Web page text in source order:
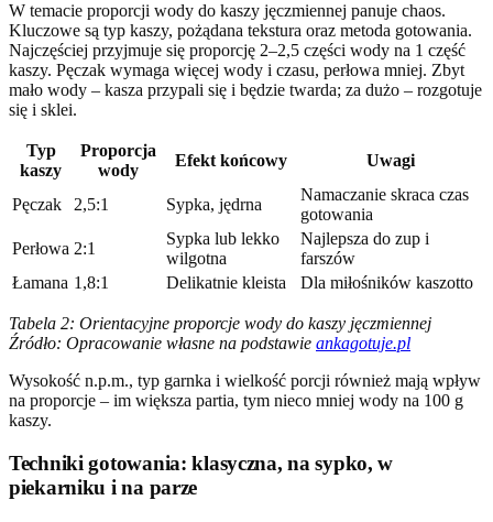
W temacie proporcji wody do kaszy jęczmiennej panuje chaos.
Kluczowe są typ kaszy, pożądana tekstura oraz metoda gotowania.
Najczęściej przyjmuje się proporcję 2–2,5 części wody na 1 część
kaszy. Pęczak wymaga więcej wody i czasu, perłowa mniej. Zbyt
mało wody – kasza przypali się i będzie twarda; za dużo – rozgotuje
się i sklei.
Typ
kaszy
Proporcja
wody
Efekt końcowy Uwagi
Pęczak 2,5:1 Sypka, jędrna
Namaczanie skraca czas
gotowania
Perłowa 2:1
Sypka lub lekko
wilgotna
Najlepsza do zup i
farszów
Łamana 1,8:1 Delikatnie kleista Dla miłośników kaszotto
Tabela 2: Orientacyjne proporcje wody do kaszy jęczmiennej
Źródło: Opracowanie własne na podstawie ankagotuje.pl
Wysokość n.p.m., typ garnka i wielkość porcji również mają wpływ
na proporcje – im większa partia, tym nieco mniej wody na 100 g
kaszy.
Techniki gotowania: klasyczna, na sypko, w
piekarniku i na parze